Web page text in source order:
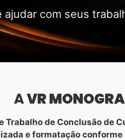
com seus
AVR
de Conclusão de
e formatação